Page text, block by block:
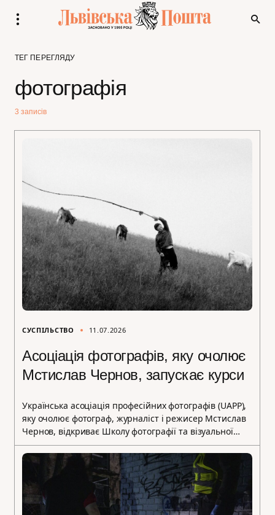
ТЕГ ПЕРЕГЛЯДУ
фотографія
3 записів
СУСПІЛЬСТВО 11.07.2026
Асоціація фотографів, яку очолює
Мстислав Чернов, запускає курси
Українська асоціація професійних фотографів (UAPP),
яку очолює фотограф, журналіст і режисер Мстислав
Чернов, відкриває Школу фотографії та візуальної…